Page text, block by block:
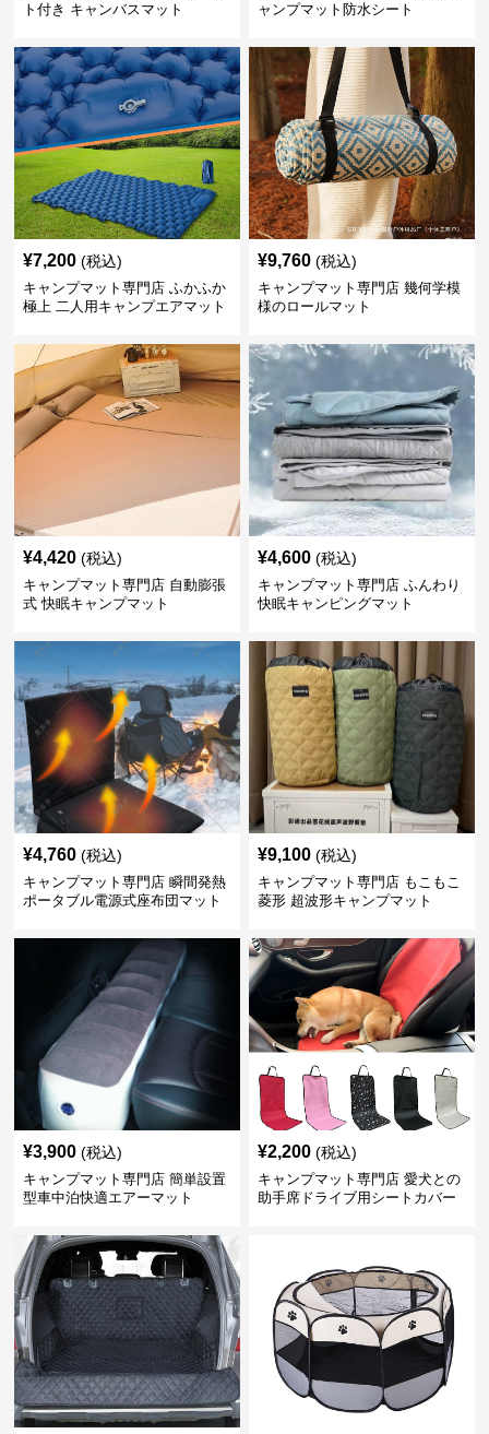
ト付き キャンバスマット
ャンプマット防水シート
¥7,200 (税込)
キャンプマット専門店 ふかふか
極上 二人用キャンプエアマット
¥9,760 (税込)
キャンプマット専門店 幾何学模
様のロールマット
¥4,420 (税込)
キャンプマット専門店 自動膨張
式 快眠キャンプマット
¥4,600 (税込)
キャンプマット専門店 ふんわり
快眠キャンピングマット
¥4,760 (税込)
キャンプマット専門店 瞬間発熱
ポータブル電源式座布団マット
¥9,100 (税込)
キャンプマット専門店 もこもこ
菱形 超波形キャンプマット
¥3,900 (税込)
キャンプマット専門店 簡単設置
型車中泊快適エアーマット
¥2,200 (税込)
キャンプマット専門店 愛犬との
助手席ドライブ用シートカバー